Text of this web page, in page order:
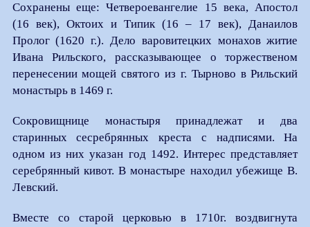
Сохранены еще: Четвероевангелие 15 века, Апостол
(16 век), Октоих и Типик (16 – 17 век), Данаилов
Пролог (1620 г.). Дело варовитецких монахов житие
Ивана Рильского, рассказывающее о торжественом
перенесении мощей святого из г. Тырново в Рильский
монастырь в 1469 г.
Сокровищнице монастыря принадлежат и два
старинных сесребрянных креста с надписями. На
одном из них указан год 1492. Интерес представляет
серебрянный кивот. В монастыре находил убежище В.
Левский.
Вместе со старой церковью в 1710г. воздвигнута